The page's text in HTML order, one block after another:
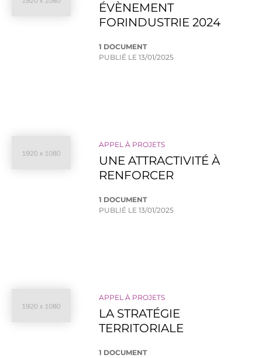
ÉVÈNEMENT
FORINDUSTRIE 2024
1 DOCUMENT
PUBLIÉ LE 13/01/2025
APPEL À PROJETS
UNE ATTRACTIVITÉ À
RENFORCER
1 DOCUMENT
PUBLIÉ LE 13/01/2025
APPEL À PROJETS
LA STRATÉGIE
TERRITORIALE
1 DOCUMENT